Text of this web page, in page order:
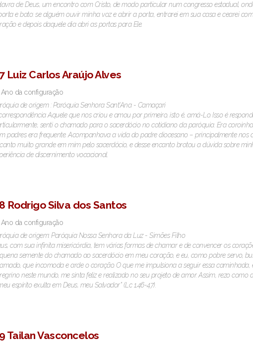
de Deus, um encontro com Cristo, de modo particular num congresso estadual,
e bato: se alguém ouvir minha voz e abrir a porta, entrarei em sua casa e cearei
e depois daquele dia abri as portas para Ele.
Luiz Carlos Araújo Alves
Ano da configuração
de origem : Paróquia Senhora Sant'Ana - Camaçari
Aquele que nos criou e amou por primeiro, isto é, amá-Lo. Isso é
senti o chamado para o sacerdócio no cotidiano da paróquia. Era
padres era frequente. Acompanhava a vida do padre diocesano – principalmente nos
muito grande em mim pelo sacerdócio, e desse encanto brotou a dúvida sobre
de discernimento vocacional.
Rodrigo Silva dos Santos
Ano da configuração
de origem: Paróquia Nossa Senhora da Luz - Simões Filho
com sua infinita misericórdia, tem várias formas de chamar e de convencer os
semente do chamado ao sacerdócio em meu coração, e eu, como pobre servo,
que incomoda e arde o coração. O que me impulsiona a seguir essa
neste mundo, me sinta feliz e realizado no seu projeto de amor. Assim, rezo
espírito exulta em Deus, meu Salvador” (Lc 1,46-47).
Tailan Vasconcelos